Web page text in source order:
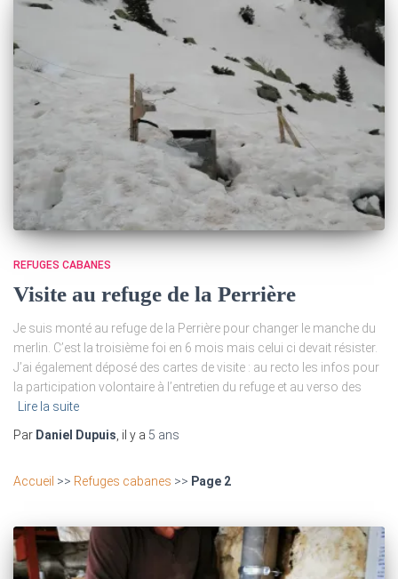
REFUGES CABANES
Visite au refuge de la Perrière
Je suis monté au refuge de la Perrière pour changer le manche du
merlin. C’est la troisième foi en 6 mois mais celui ci devait résister.
J’ai également déposé des cartes de visite : au recto les infos pour
la participation volontaire à l’entretien du refuge et au verso des
Lire la suite
Par Daniel Dupuis , il y a 5 ans
Accueil >> Refuges cabanes >> Page 2